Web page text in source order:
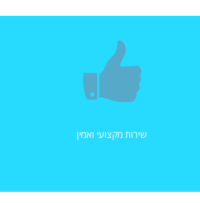
שירות מקצועי ואמין